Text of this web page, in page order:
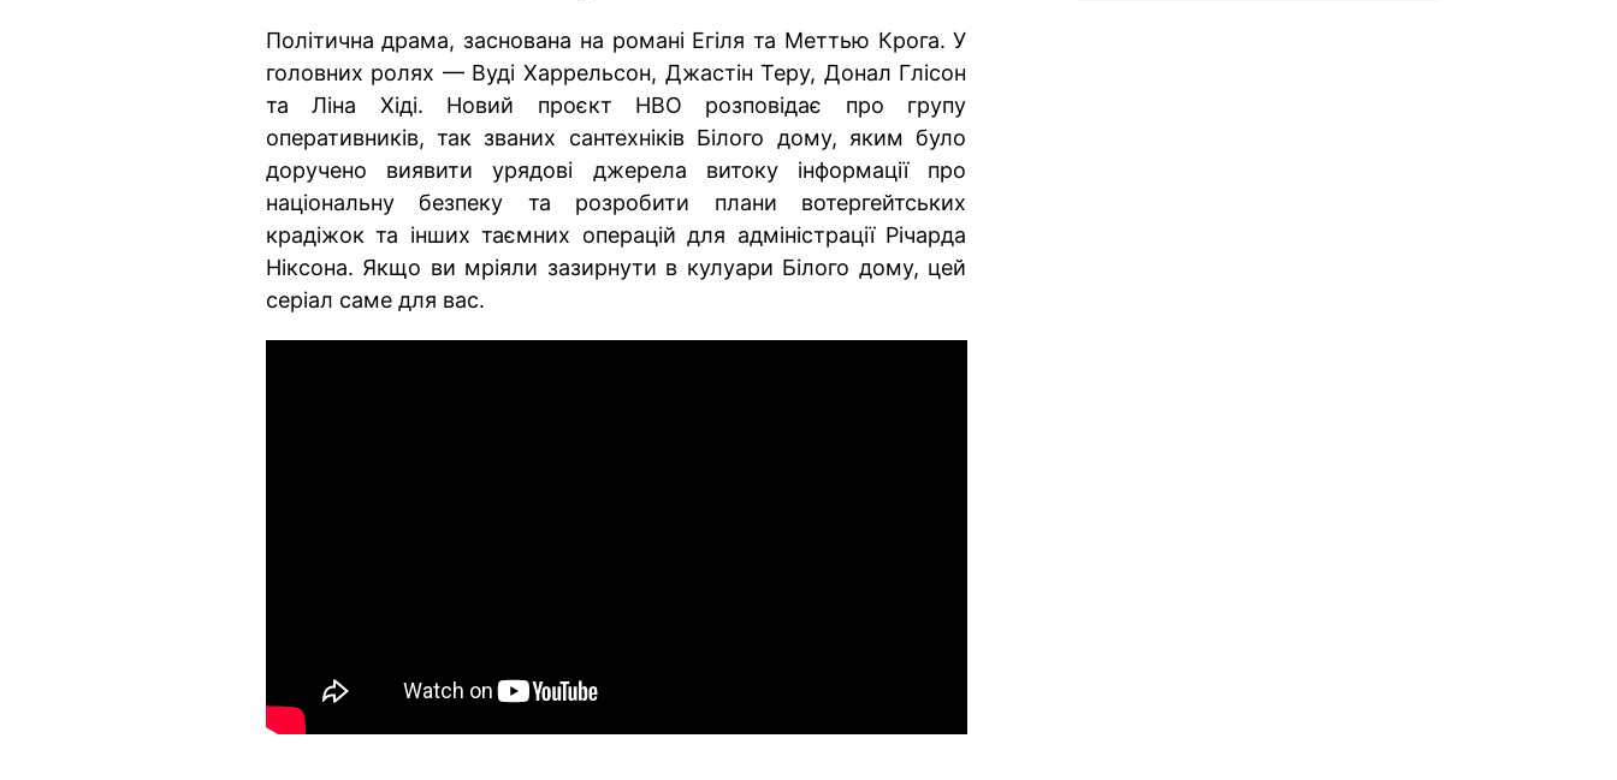
Політична драма, заснована на романі Егіля та Меттью Крога. У
головних ролях — Вуді Харрельсон, Джастін Теру, Донал Глісон
та Ліна Хіді. Новий проєкт HBO розповідає про групу
оперативників, так званих сантехніків Білого дому, яким було
доручено виявити урядові джерела витоку інформації про
національну безпеку та розробити плани вотергейтських
крадіжок та інших таємних операцій для адміністрації Річарда
Ніксона. Якщо ви мріяли зазирнути в кулуари Білого дому, цей
серіал саме для вас.